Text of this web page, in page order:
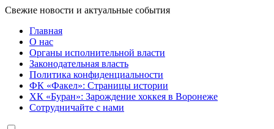
Свежие новости и актуальные события
Главная
О нас
Органы исполнительной власти
Законодательная власть
Политика конфиденциальности
ФК «Факел»: Страницы истории
ХК «Буран»: Зарождение хоккея в Воронеже
Сотрудничайте с нами